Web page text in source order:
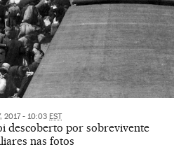
2017 - 10:03 EST
descoberto por sobrevivente
nas fotos